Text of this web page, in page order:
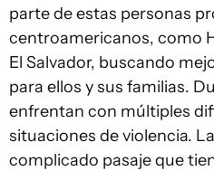
parte de estas personas
centroamericanos, como
El Salvador, buscando
para ellos y sus familias.
enfrentan con múltiples
situaciones de violencia.
complicado pasaje que